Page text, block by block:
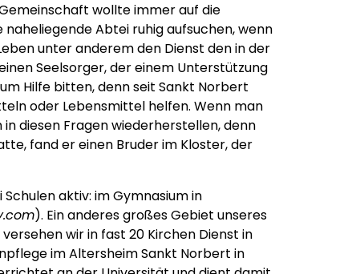
wollte immer auf die
Abtei ruhig aufsuchen, wenn
unter anderem den Dienst den in der
Seelsorger, der einem Unterstützung
Hilfe bitten, denn seit Sankt Norbert
oder Lebensmittel helfen. Wenn man
diesen Fragen wiederherstellen, denn
fand er einen Bruder im Kloster, der
aktiv: im Gymnasium in
). Ein anderes großes Gebiet unseres
wir in fast 20 Kirchen Dienst in
im Altersheim Sankt Norbert in